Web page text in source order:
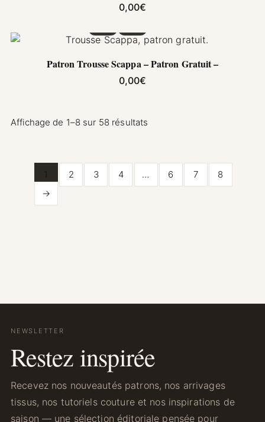
0,00€
Patron Trousse Scappa – Patron Gratuit –
0,00€
Affichage de 1–8 sur 58 résultats
2 3 4 … 6 7
8
→
NEWSLETTER
Restez inspirée
Recevez nos nouveautés patrons, nos arrivages
tissus, nos tutoriels couture et nos inspirations de
saison — une sélection éditoriale pensée pour